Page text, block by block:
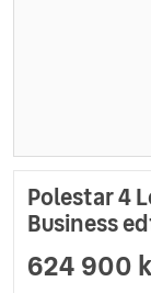
Polestar 4
Business
624 900